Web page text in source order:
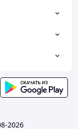
2026